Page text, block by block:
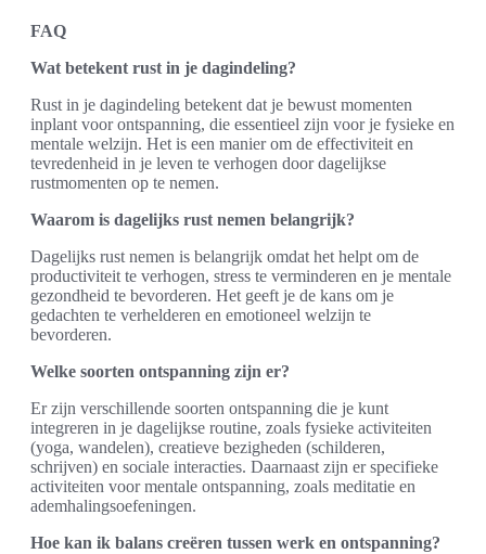
FAQ
Wat betekent rust in je dagindeling?
Rust in je dagindeling betekent dat je bewust momenten
inplant voor ontspanning, die essentieel zijn voor je fysieke en
mentale welzijn. Het is een manier om de effectiviteit en
tevredenheid in je leven te verhogen door dagelijkse
rustmomenten op te nemen.
Waarom is dagelijks rust nemen belangrijk?
Dagelijks rust nemen is belangrijk omdat het helpt om de
productiviteit te verhogen, stress te verminderen en je mentale
gezondheid te bevorderen. Het geeft je de kans om je
gedachten te verhelderen en emotioneel welzijn te
bevorderen.
Welke soorten ontspanning zijn er?
Er zijn verschillende soorten ontspanning die je kunt
integreren in je dagelijkse routine, zoals fysieke activiteiten
(yoga, wandelen), creatieve bezigheden (schilderen,
schrijven) en sociale interacties. Daarnaast zijn er specifieke
activiteiten voor mentale ontspanning, zoals meditatie en
ademhalingsoefeningen.
Hoe kan ik balans creëren tussen werk en ontspanning?